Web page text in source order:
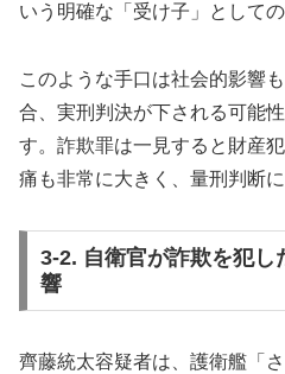
いう明確な「受け子」として
このような手口は社会的影響
合、実刑判決が下される可能
す。詐欺罪は一見すると財産
痛も非常に大きく、量刑判断
3-2. 自衛官が詐欺を犯し
響
齊藤統太容疑者は、護衛艦「